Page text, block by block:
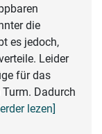
die
es jedoch,
Leider
für das
Dadurch
lezen]